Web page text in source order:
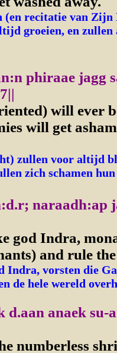
(en recitatie van Zijn
groeien, en zullen
phiraae jagg
will ever
will get
zullen voor altijd
zich schamen hun
naraadh:ap
god Indra,
and rule
Indra, vorsten die
de hele wereld
anaek su-
numberless